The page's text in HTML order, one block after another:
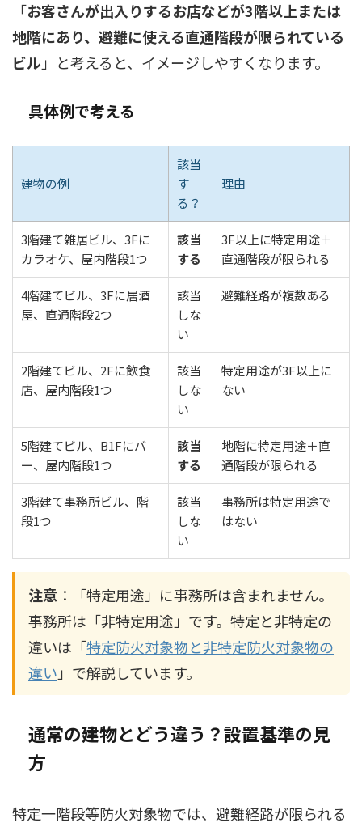
「お客さんが出入りするお店などが3階以上または
地階にあり、避難に使える直通階段が限られている
ビル 」と考えると、イメージしやすくなります。
具体例で考える
建物の例
該当
す
る？
理由
3階建て雑居ビル、3Fに
カラオケ、屋内階段1つ
該当
する
3F以上に特定用途＋
直通階段が限られる
4階建てビル、3Fに居酒
屋、直通階段2つ
該当
しな
い
避難経路が複数ある
2階建てビル、2Fに飲食
店、屋内階段1つ
該当
しな
い
特定用途が3F以上に
ない
5階建てビル、B1Fにバ
ー、屋内階段1つ
該当
する
地階に特定用途＋直
通階段が限られる
3階建て事務所ビル、階
段1つ
該当
しな
い
事務所は特定用途で
はない
注意 ：「特定用途」に事務所は含まれません。
事務所は「非特定用途」です。特定と非特定の
違いは「特定防火対象物と非特定防火対象物の
違い 」で解説しています。
通常の建物とどう違う？設置基準の見
方
特定一階段等防火対象物では、避難経路が限られる